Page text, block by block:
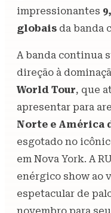
impressionantes
globais da banda
A banda continua
direção à
World Tour, que
apresentar para
Norte e América
esgotado no
em Nova York. A
enérgico show ao
espetacular de